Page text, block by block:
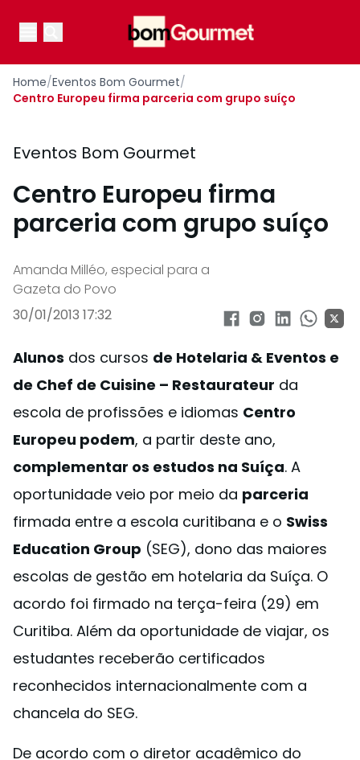
Open main menu
Open main menu
Home/Eventos Bom Gourmet/
Centro Europeu firma parceria com grupo suíço
Eventos Bom Gourmet
Centro Europeu firma
parceria com grupo suíço
Amanda Milléo, especial para a
Gazeta do Povo
30/01/2013 17:32
Alunos dos cursos de Hotelaria & Eventos e
de Chef de Cuisine – Restaurateur da
escola de profissões e idiomas Centro
Europeu podem, a partir deste ano,
complementar os estudos na Suíça. A
oportunidade veio por meio da parceria
firmada entre a escola curitibana e o Swiss
Education Group (SEG), dono das maiores
escolas de gestão em hotelaria da Suíça. O
acordo foi firmado na terça-feira (29) em
Curitiba. Além da oportunidade de viajar, os
estudantes receberão certificados
reconhecidos internacionalmente com a
chancela do SEG.
De acordo com o diretor acadêmico do